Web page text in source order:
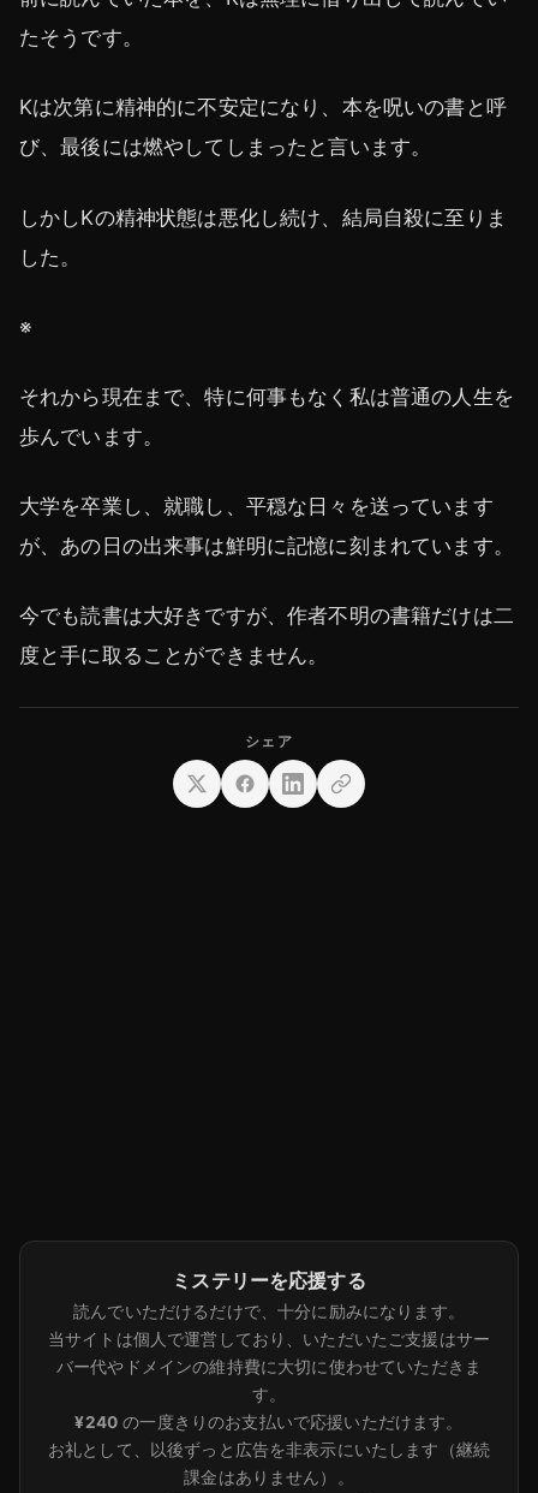
たそうです。
Kは次第に精神的に不安定になり、本を呪いの書と呼
び、最後には燃やしてしまったと言います。
しかしKの精神状態は悪化し続け、結局自殺に至りま
した。
※
それから現在まで、特に何事もなく私は普通の人生を
歩んでいます。
大学を卒業し、就職し、平穏な日々を送っています
が、あの日の出来事は鮮明に記憶に刻まれています。
今でも読書は大好きですが、作者不明の書籍だけは二
度と手に取ることができません。
ミステリーを応援する
読んでいただけるだけで、十分に励みになります。
当サイトは個人で運営しており、いただいたご支援はサー
バー代やドメインの維持費に大切に使わせていただきま
す。
¥240 の一度きりのお支払いで応援いただけます。
お礼として、以後ずっと広告を非表示にいたします（継続
課金はありません）。